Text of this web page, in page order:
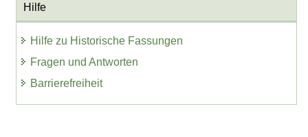
Hilfe
Hilfe zu Historische Fassungen
Fragen und Antworten
Barrierefreiheit